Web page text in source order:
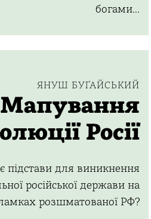
богами...
ЯНУШ БУҐАЙСЬКИЙ
Мапування
Росії
підстави для виникнення
російської держави на
розшматованої РФ?